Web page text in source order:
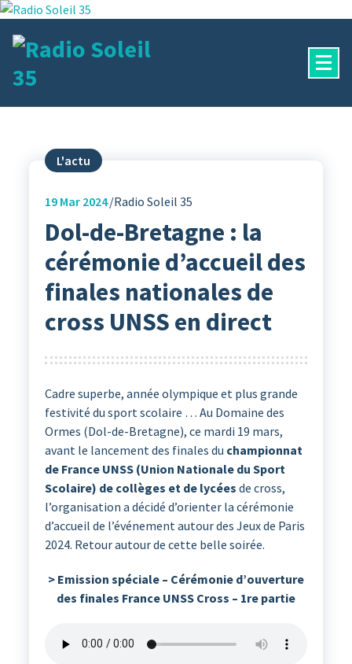
Aller
contenu
L'actu
19Mar 2024 Radio Soleil 35
Dol-de-Bretagne : la
cérémonie d’accueil des
finales nationales de
cross UNSS en direct
Cadre superbe, année olympique et plus grande
festivité du sport scolaire … Au Domaine des
Ormes (Dol-de-Bretagne), ce mardi 19 mars,
avant le lancement des finales du championnat
de France UNSS (Union Nationale du Sport
Scolaire) de collèges et de lycées de cross,
l’organisation a décidé d’orienter la cérémonie
d’accueil de l’événement autour des Jeux de Paris
2024. Retour autour de cette belle soirée.
> Emission spéciale – Cérémonie d’ouverture
des finales France UNSS Cross – 1re partie